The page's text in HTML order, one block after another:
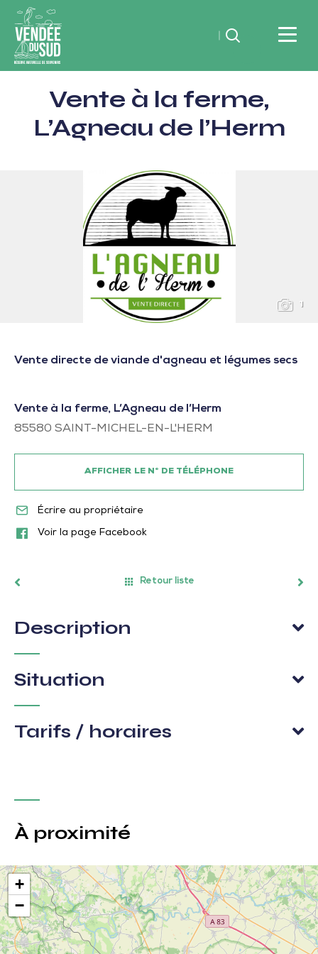
Vendée
naturelle
Rechercher
Vente à la ferme,
L’Agneau de l’Herm
1
Vente directe de viande d'agneau et légumes secs
Vente à la ferme, L’Agneau de l’Herm
85580 SAINT-MICHEL-EN-L'HERM
AFFICHER LE N° DE TÉLÉPHONE
Écrire au propriétaire
Voir la page Facebook
Retour liste
Description
Situation
Tarifs / horaires
À proximité
+
−